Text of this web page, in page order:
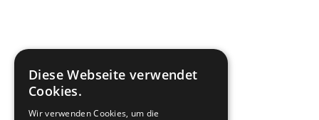
Diese Webseite verwendet
Cookies.
Wir verwenden Cookies, um die